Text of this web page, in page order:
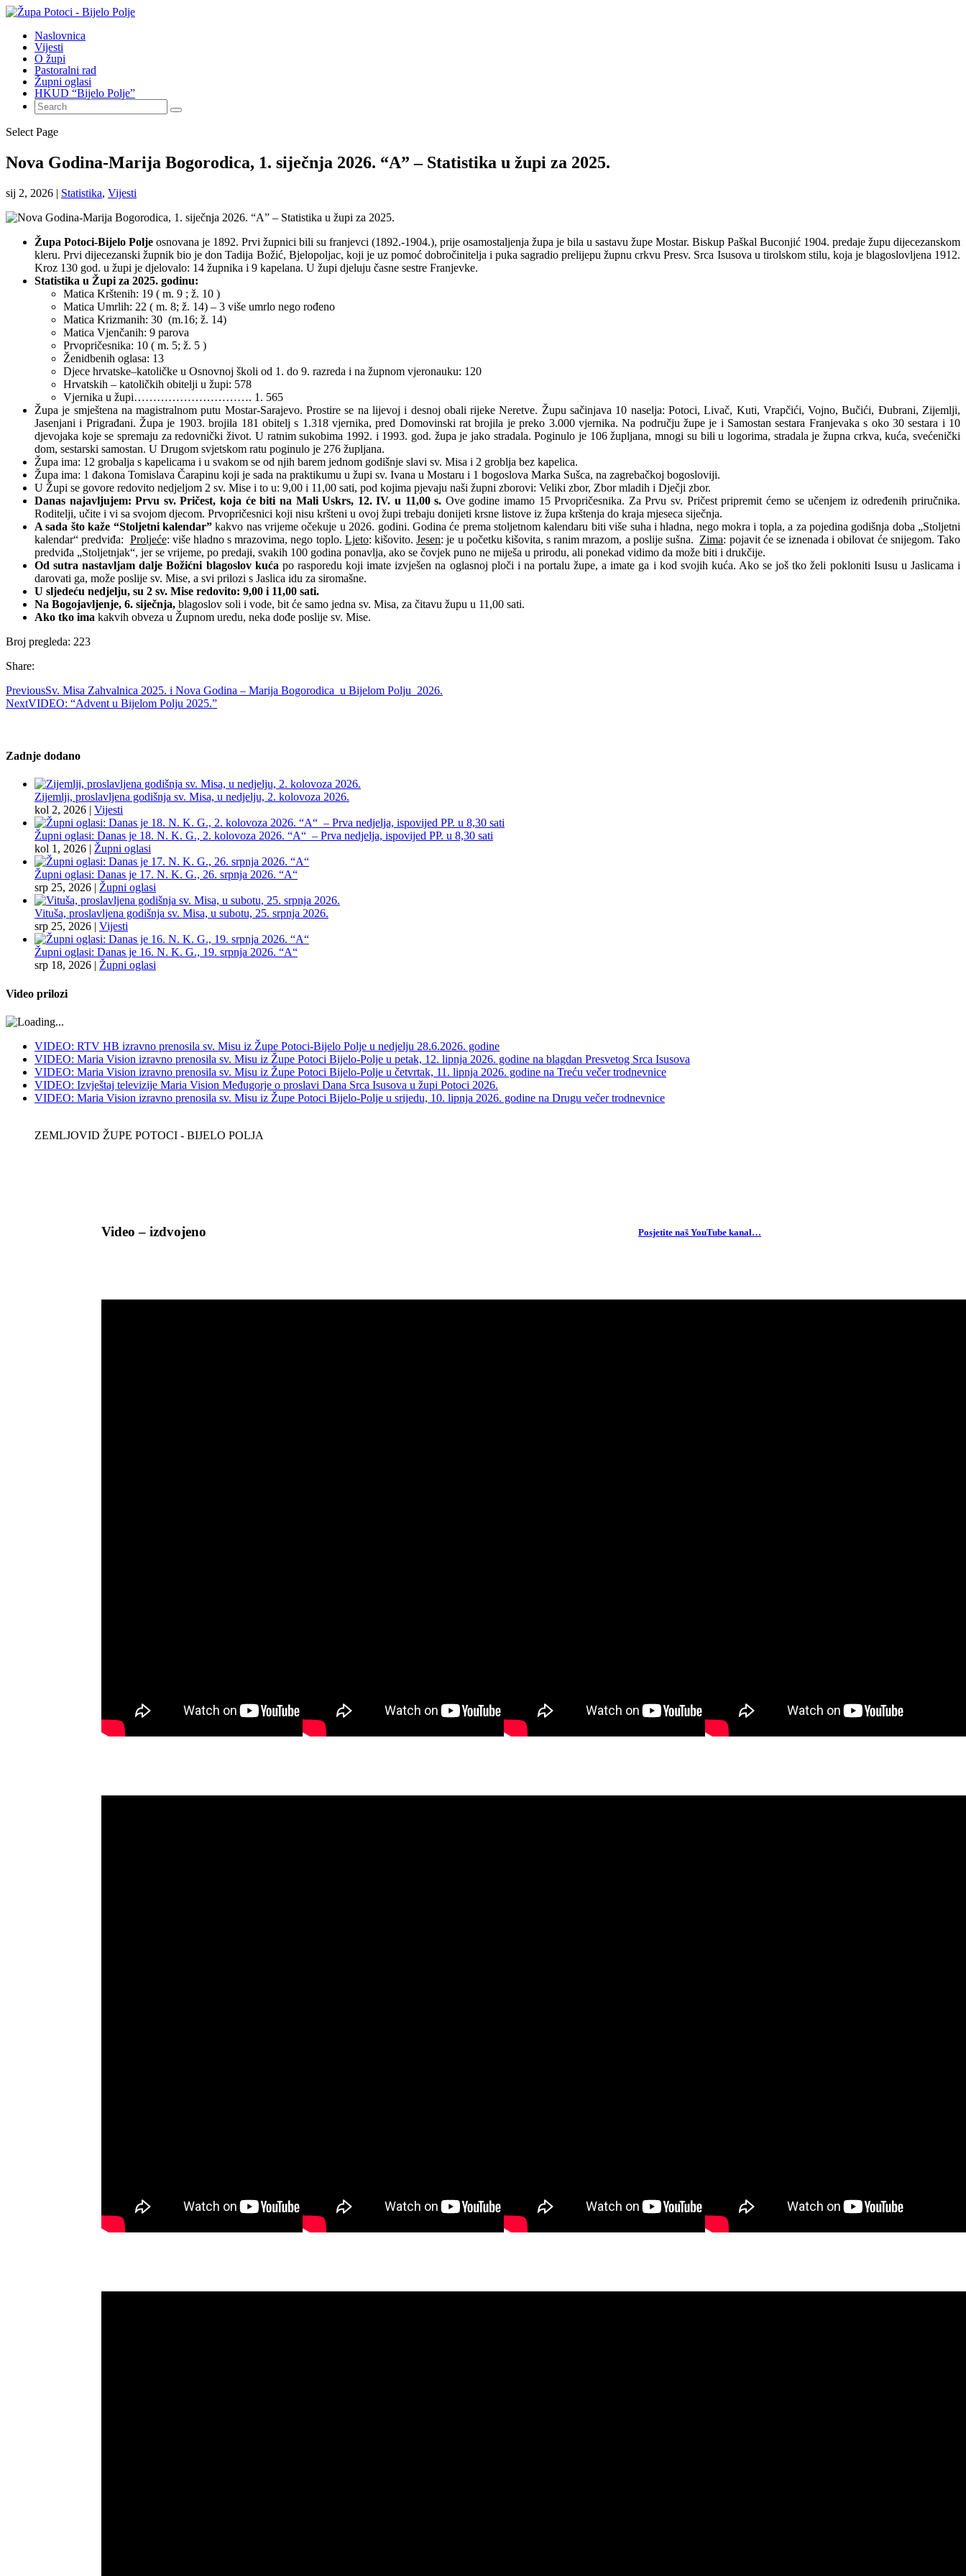
Naslovnica
Vijesti
O župi
Pastoralni rad
Župni oglasi
HKUD “Bijelo Polje”
Select Page
Nova Godina-Marija Bogorodica, 1. siječnja 2026. “A” – Statistika u župi za 2025.
sij 2, 2026 | Statistika, Vijesti
Župa Potoci-Bijelo Polje osnovana je 1892. Prvi župnici bili su franjevci (1892.-1904.), prije osamostaljenja župa je bila u sastavu župe Mostar. Biskup Paškal Buconjić 1904. predaje župu dijecezanskom
kleru. Prvi dijecezanski župnik bio je don Tadija Božić, Bjelopoljac, koji je uz pomoć dobročinitelja i puka sagradio prelijepu župnu crkvu Presv. Srca Isusova u tirolskom stilu, koja je blagoslovljena 1912.
Kroz 130 god. u župi je djelovalo: 14 župnika i 9 kapelana. U župi djeluju časne sestre Franjevke.
Statistika u Župi za 2025. godinu:
Matica Krštenih: 19 ( m. 9 ; ž. 10 )
Matica Umrlih: 22 ( m. 8; ž. 14) – 3 više umrlo nego rođeno
Matica Krizmanih: 30 (m.16; ž. 14)
Matica Vjenčanih: 9 parova
Prvopričesnika: 10 ( m. 5; ž. 5 )
Ženidbenih oglasa: 13
Djece hrvatske–katoličke u Osnovnoj školi od 1. do 9. razreda i na župnom vjeronauku: 120
Hrvatskih – katoličkih obitelji u župi: 578
Vjernika u župi…………………………. 1. 565
Župa je smještena na magistralnom putu Mostar-Sarajevo. Prostire se na lijevoj i desnoj obali rijeke Neretve. Župu sačinjava 10 naselja: Potoci, Livač, Kuti, Vrapčići, Vojno, Bučići, Đubrani, Zijemlji,
Jasenjani i Prigrađani. Župa je 1903. brojila 181 obitelj s 1.318 vjernika, pred Domovinski rat brojila je preko 3.000 vjernika. Na području župe je i Samostan sestara Franjevaka s oko 30 sestara i 10
djevojaka koje se spremaju za redovnički život. U ratnim sukobima 1992. i 1993. god. župa je jako stradala. Poginulo je 106 župljana, mnogi su bili u logorima, stradala je župna crkva, kuća, svećenički
dom, sestarski samostan. U Drugom svjetskom ratu poginulo je 276 župljana.
Župa ima: 12 grobalja s kapelicama i u svakom se od njih barem jednom godišnje slavi sv. Misa i 2 groblja bez kapelica.
Župa ima: 1 đakona Tomislava Čarapinu koji je sada na praktikumu u župi sv. Ivana u Mostaru i 1 bogoslova Marka Sušca, na zagrebačkoj bogosloviji.
U Župi se govore redovito nedjeljom 2 sv. Mise i to u: 9,00 i 11,00 sati, pod kojima pjevaju naši župni zborovi: Veliki zbor, Zbor mladih i Dječji zbor.
Danas najavljujem: Prvu sv. Pričest, koja će biti na Mali Uskrs, 12. IV. u 11,00 s. Ove godine imamo 15 Prvopričesnika. Za Prvu sv. Pričest pripremit ćemo se učenjem iz određenih priručnika.
Roditelji, učite i vi sa svojom djecom. Prvopričesnici koji nisu kršteni u ovoj župi trebaju donijeti krsne listove iz župa krštenja do kraja mjeseca siječnja.
A sada što kaže “Stoljetni kalendar”kakvo nas vrijeme očekuje u 2026. godini. Godina će prema stoljetnom kalendaru biti više suha i hladna, nego mokra i topla, a za pojedina godišnja doba „Stoljetni
kalendar“ predviđa: Proljeće: više hladno s mrazovima, nego toplo. Ljeto: kišovito.Jesen: je u početku kišovita, s ranim mrazom, a poslije sušna. Zima: pojavit će se iznenada i obilovat će snijegom. Tako
predviđa „Stoljetnjak“, jer se vrijeme, po predaji, svakih 100 godina ponavlja, ako se čovjek puno ne miješa u prirodu, ali ponekad vidimo da može biti i drukčije.
Od sutra nastavljam dalje Božićni blagoslov kuća po rasporedu koji imate izvješen na oglasnoj ploči i na portalu župe, a imate ga i kod svojih kuća. Ako se još tko želi pokloniti Isusu u Jaslicama i
darovati ga, može poslije sv. Mise, a svi prilozi s Jaslica idu za siromašne.
U sljedeću nedjelju, su 2 sv. Mise redovito: 9,00 i 11,00 sati.
Na Bogojavljenje, 6. siječnja, blagoslov soli i vode, bit će samo jedna sv. Misa, za čitavu župu u 11,00 sati.
Ako tko ima kakvih obveza u Župnom uredu, neka dođe poslije sv. Mise.
Broj pregleda: 223
Share:
PreviousSv. Misa Zahvalnica 2025. i Nova Godina – Marija Bogorodica u Bijelom Polju 2026.
NextVIDEO: “Advent u Bijelom Polju 2025.”
Zadnje dodano
Zijemlji, proslavljena godišnja sv. Misa, u nedjelju, 2. kolovoza 2026.
kol 2, 2026 | Vijesti
Župni oglasi: Danas je 18. N. K. G., 2. kolovoza 2026. “A“ – Prva nedjelja, ispovijed PP. u 8,30 sati
kol 1, 2026 | Župni oglasi
Župni oglasi: Danas je 17. N. K. G., 26. srpnja 2026. “A“
srp 25, 2026 | Župni oglasi
Vituša, proslavljena godišnja sv. Misa, u subotu, 25. srpnja 2026.
srp 25, 2026 | Vijesti
Župni oglasi: Danas je 16. N. K. G., 19. srpnja 2026. “A“
srp 18, 2026 | Župni oglasi
Video prilozi
VIDEO: RTV HB izravno prenosila sv. Misu iz Župe Potoci-Bijelo Polje u nedjelju 28.6.2026. godine
VIDEO: Maria Vision izravno prenosila sv. Misu iz Župe Potoci Bijelo-Polje u petak, 12. lipnja 2026. godine na blagdan Presvetog Srca Isusova
VIDEO: Maria Vision izravno prenosila sv. Misu iz Župe Potoci Bijelo-Polje u četvrtak, 11. lipnja 2026. godine na Treću večer trodnevnice
VIDEO: Izvještaj televizije Maria Vision Međugorje o proslavi Dana Srca Isusova u župi Potoci 2026.
VIDEO: Maria Vision izravno prenosila sv. Misu iz Župe Potoci Bijelo-Polje u srijedu, 10. lipnja 2026. godine na Drugu večer trodnevnice
ZEMLJOVID ŽUPE POTOCI - BIJELO POLJA
Video – izdvojeno Posjetite naš YouTube kanal…